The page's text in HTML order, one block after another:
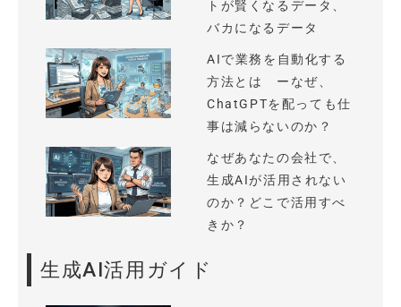
トが賢くなるデータ、
バカになるデータ
AIで業務を自動化する
方法とは ーなぜ、
ChatGPTを配っても仕
事は減らないのか？
なぜあなたの会社で、
生成AIが活用されない
のか？どこで活用すべ
きか？
生成AI活用ガイド